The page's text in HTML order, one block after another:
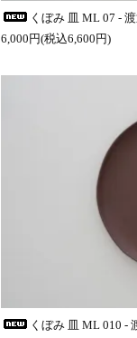
くぼみ 皿 ML 07 -
6,000円(税込6,600円)
くぼみ 皿 ML 010 -